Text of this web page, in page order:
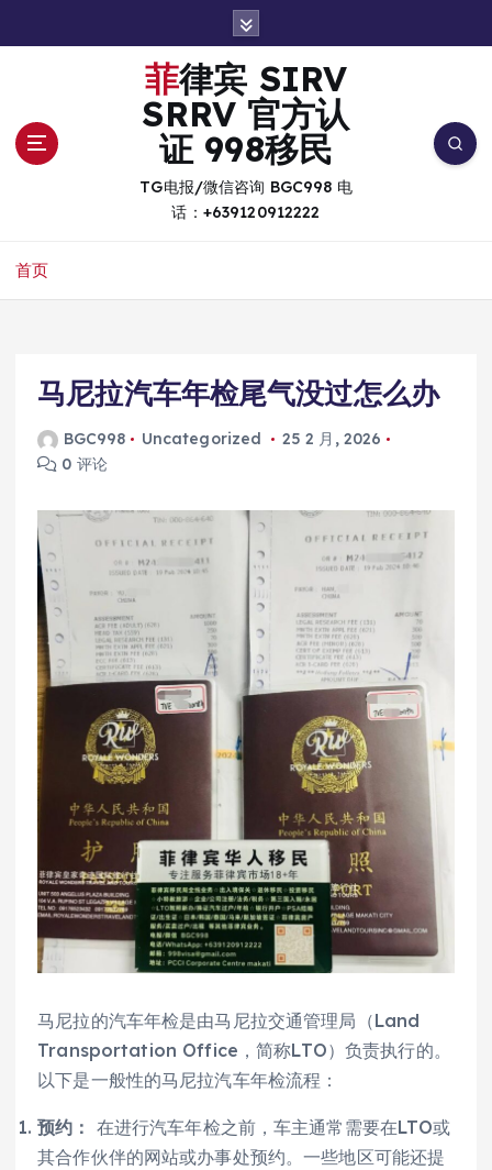
菲律宾 SIRV
SRRV 官方认
证 998移民
TG电报/微信咨询 BGC998 电
话：+639120912222
首页
马尼拉汽车年检尾气没过怎么办
BGC998 Uncategorized
25 2 月, 2026
0 评论
马尼拉的汽车年检是由马尼拉交通管理局（Land
Transportation Office，简称LTO）负责执行的。
以下是一般性的马尼拉汽车年检流程：
预约： 在进行汽车年检之前，车主通常需要在LTO或
其合作伙伴的网站或办事处预约。一些地区可能还提